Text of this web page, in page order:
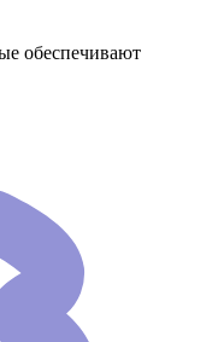
обеспечивают